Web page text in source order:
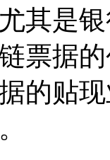
其是
票据
的贴